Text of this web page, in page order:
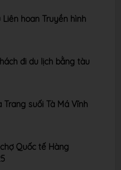
hoan Truyền hình
đi du lịch bằng tàu
suối Tà Má Vĩnh
Quốc tế Hàng